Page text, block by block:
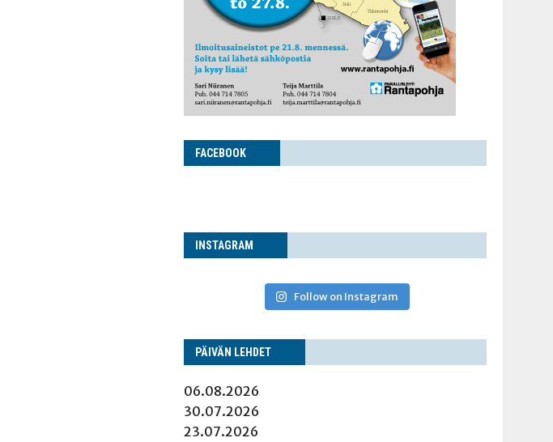
FACE­BOOK
INS­TA­GRAM
Follow on Instagram
PÄI­VÄN LEHDET
06.08.2026
30.07.2026
23.07.2026